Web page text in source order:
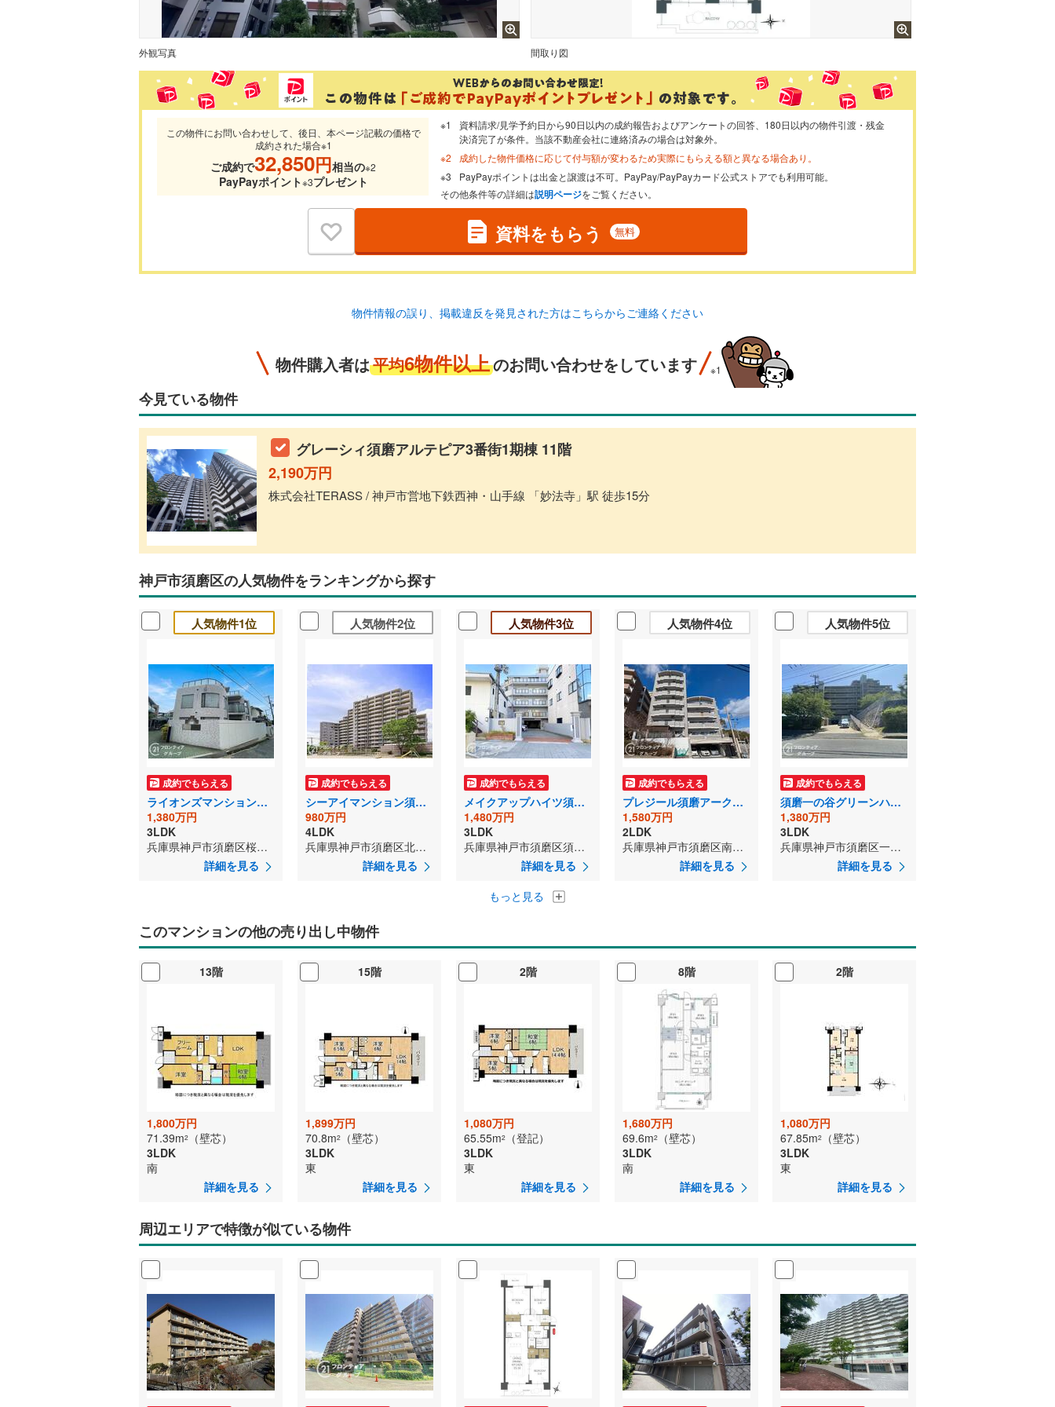
外観写真 間取り図
この物件にお問い合わせして、後日、本ページ記載の価格で
成約された場合※1
ご成約で32,850円相当の※2
PayPayポイント※3プレゼント
資料請求/見学予約日から90日以内の成約報告およびアンケートの回答、180日以内の物件引渡・残金
決済完了が条件。当該不動産会社に連絡済みの場合は対象外。
成約した物件価格に応じて付与額が変わるため実際にもらえる額と異なる場合あり。
PayPayポイントは出金と譲渡は不可。PayPay/PayPayカード公式ストアでも利用可能。
その他条件等の詳細は説明ページをご覧ください。
資料をもらう 無料
物件情報の誤り、掲載違反を発見された方はこちらからご連絡ください
物件購入者は平均6物件以上のお問い合わせをしています ※1
今見ている物件
グレーシィ須磨アルテピア3番街1期棟 11階
2,190万円
株式会社TERASS / 神戸市営地下鉄西神・山手線 「妙法寺」駅 徒歩15分
神戸市須磨区の人気物件をランキングから探す
人気物件1位
成約でもらえる
ライオンズマンション須磨離宮第二
1,380万円
3LDK
兵庫県神戸市須磨区桜木町2丁目
詳細を見る
人気物件2位
成約でもらえる
シーアイマンション須磨エクシード
980万円
4LDK
兵庫県神戸市須磨区北落合6丁目
詳細を見る
人気物件3位
成約でもらえる
メイクアップハイツ須磨浦
1,480万円
3LDK
兵庫県神戸市須磨区須磨浦通2丁目
詳細を見る
人気物件4位
成約でもらえる
プレジール須磨アークヒルズ
1,580万円
2LDK
兵庫県神戸市須磨区南落合1丁目
詳細を見る
人気物件5位
成約でもらえる
須磨一の谷グリーンハイツB棟
1,380万円
3LDK
兵庫県神戸市須磨区一ノ谷町1丁目
詳細を見る
もっと見る
このマンションの他の売り出し中物件
13階
1,800万円
71.39m2
（壁芯）
3LDK
南
詳細を見る
15階
1,899万円
70.8m2
（壁芯）
3LDK
東
詳細を見る
2階
1,080万円
65.55m2
（登記）
3LDK
東
詳細を見る
8階
1,680万円
69.6m2
（壁芯）
3LDK
南
詳細を見る
2階
1,080万円
67.85m2
（壁芯）
3LDK
東
詳細を見る
周辺エリアで特徴が似ている物件